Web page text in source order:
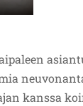
kanssa